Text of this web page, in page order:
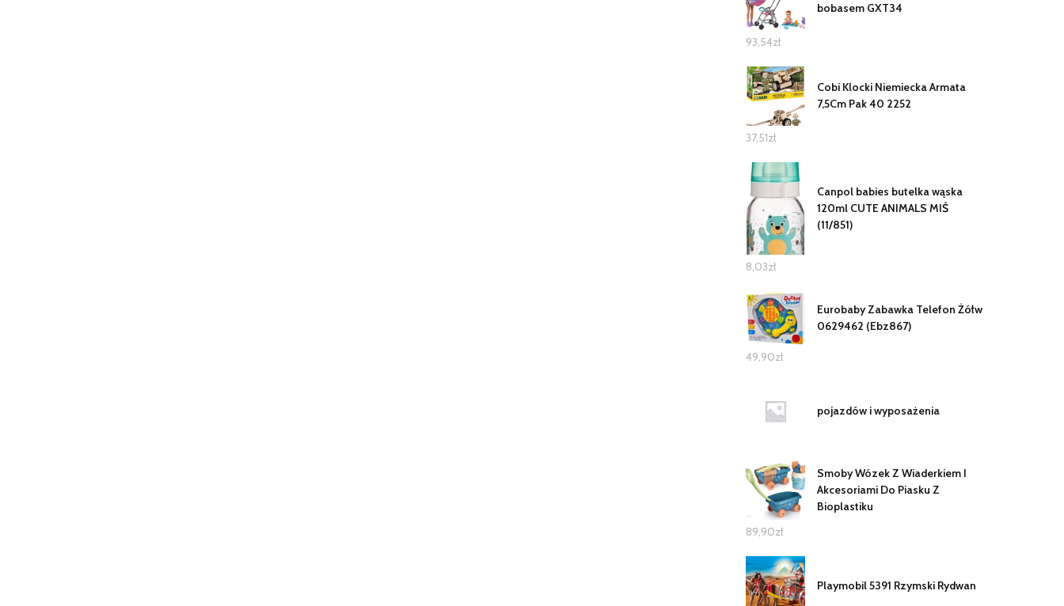
bobasem GXT34
93,54zł
Cobi Klocki Niemiecka Armata
7,5Cm Pak 40 2252
37,51zł
Canpol babies butelka wąska
120ml CUTE ANIMALS MIŚ
(11/851)
8,03zł
Eurobaby Zabawka Telefon Żółw
0629462 (Ebz867)
49,90zł
pojazdów i wyposażenia
Smoby Wózek Z Wiaderkiem I
Akcesoriami Do Piasku Z
Bioplastiku
89,90zł
Playmobil 5391 Rzymski Rydwan